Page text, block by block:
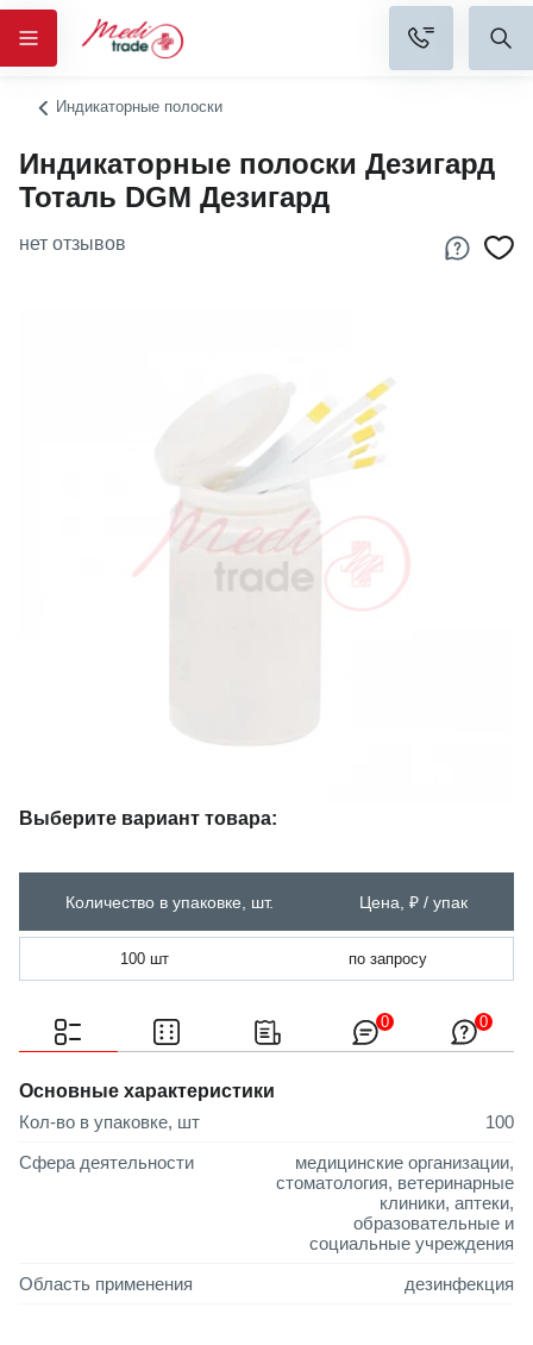
Индикаторные полоски
Индикаторные полоски Дезигард
Тоталь DGM Дезигард
нет отзывов
Выберите вариант товара:
Количество в упаковке, шт. Цена, ₽ / упак
100 шт по запросу
0 0
Основные характеристики
Кол-во в упаковке, шт
100
Сфера деятельности
медицинские организации,
стоматология, ветеринарные
клиники, аптеки,
образовательные и
социальные учреждения
Область применения
дезинфекция